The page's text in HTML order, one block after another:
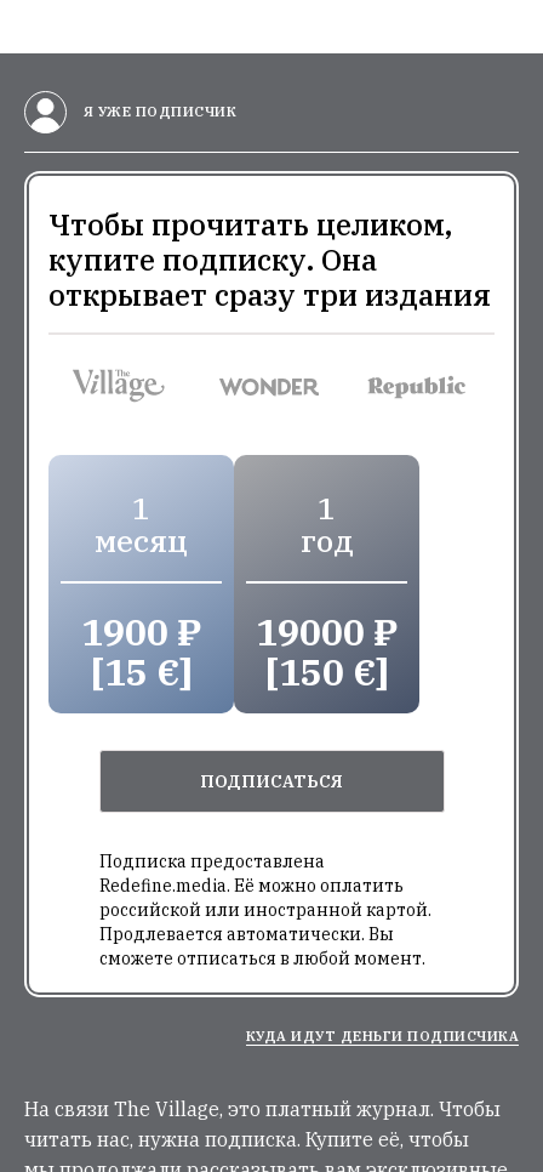
Я УЖЕ ПОДПИСЧИК
Чтобы прочитать целиком,
купите подписку. Она
открывает сразу три издания
1
месяц
1900 ₽
[15 €]
1
год
19000 ₽
[150 €]
ПОДПИСАТЬСЯ
Подписка предоставлена
Redefine.media. Её можно оплатить
российской или иностранной картой.
Продлевается автоматически. Вы
сможете отписаться в любой момент.
КУДА ИДУТ ДЕНЬГИ ПОДПИСЧИКА
На связи The Village, это платный журнал. Чтобы
читать нас, нужна подписка. Купите её, чтобы